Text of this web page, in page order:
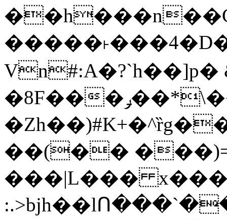
Vn#:A�?`h��]p�
�8F���ݛ��*\��U��S
��(��
���|L���